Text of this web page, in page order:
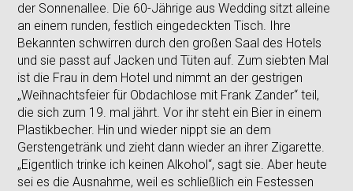
der Sonnenallee. Die 60-Jährige aus Wedding sitzt alleine
an einem runden, festlich eingedeckten Tisch. Ihre
Bekannten schwirren durch den großen Saal des Hotels
und sie passt auf Jacken und Tüten auf. Zum siebten Mal
ist die Frau in dem Hotel und nimmt an der gestrigen
„Weihnachtsfeier für Obdachlose mit Frank Zander“ teil,
die sich zum 19. mal jährt. Vor ihr steht ein Bier in einem
Plastikbecher. Hin und wieder nippt sie an dem
Gerstengetränk und zieht dann wieder an ihrer Zigarette.
„Eigentlich trinke ich keinen Alkohol“, sagt sie. Aber heute
sei es die Ausnahme, weil es schließlich ein Festessen